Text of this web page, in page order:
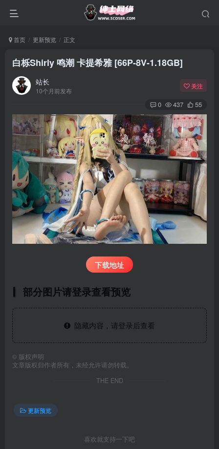
首页 更新预览 正文
白栎Shirly 鸣潮 卡提希雅 [66P-8V-1.18GB]
站长
10个月前发布
关注
0 437 55
下载地址
部分图片请登录查看预览
隐藏内容，请登录后查看
© 版权声明
文章版权归作者所有，未经允许请勿转载。
THE END
更新预览
喜欢就支持一下吧